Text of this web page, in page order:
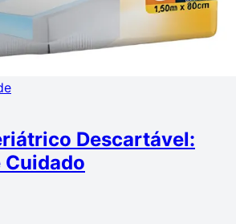
Descartável:
Cuidado